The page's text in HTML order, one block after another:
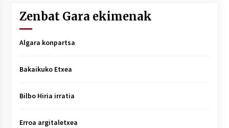
Zenbat Gara ekimenak
Algara konpartsa
Bakaikuko Etxea
Bilbo Hiria irratia
Erroa argitaletxea